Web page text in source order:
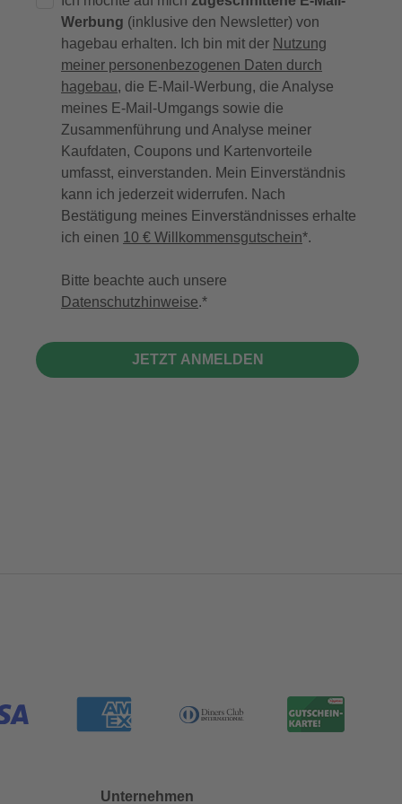
Werbung (inklusive den Newsletter) von
hagebau erhalten. Ich bin mit der Nutzung
meiner personenbezogenen Daten durch
hagebau, die E-Mail-Werbung, die Analyse
meines E-Mail-Umgangs sowie die
Zusammenführung und Analyse meiner
Kaufdaten, Coupons und Kartenvorteile
umfasst, einverstanden. Mein Einverständnis
kann ich jederzeit widerrufen. Nach
Bestätigung meines Einverständnisses erhalte
ich einen 10 € Willkommensgutschein*.
Bitte beachte auch unsere
Datenschutzhinweise.
JETZT ANMELDEN
Unternehmen